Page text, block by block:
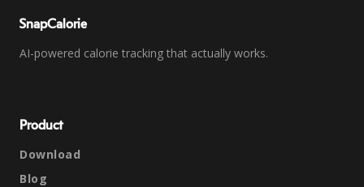
SnapCalorie
AI-powered calorie tracking that actually works.
Product
Download
Blog